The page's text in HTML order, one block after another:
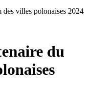
villes polonaises 2024
du